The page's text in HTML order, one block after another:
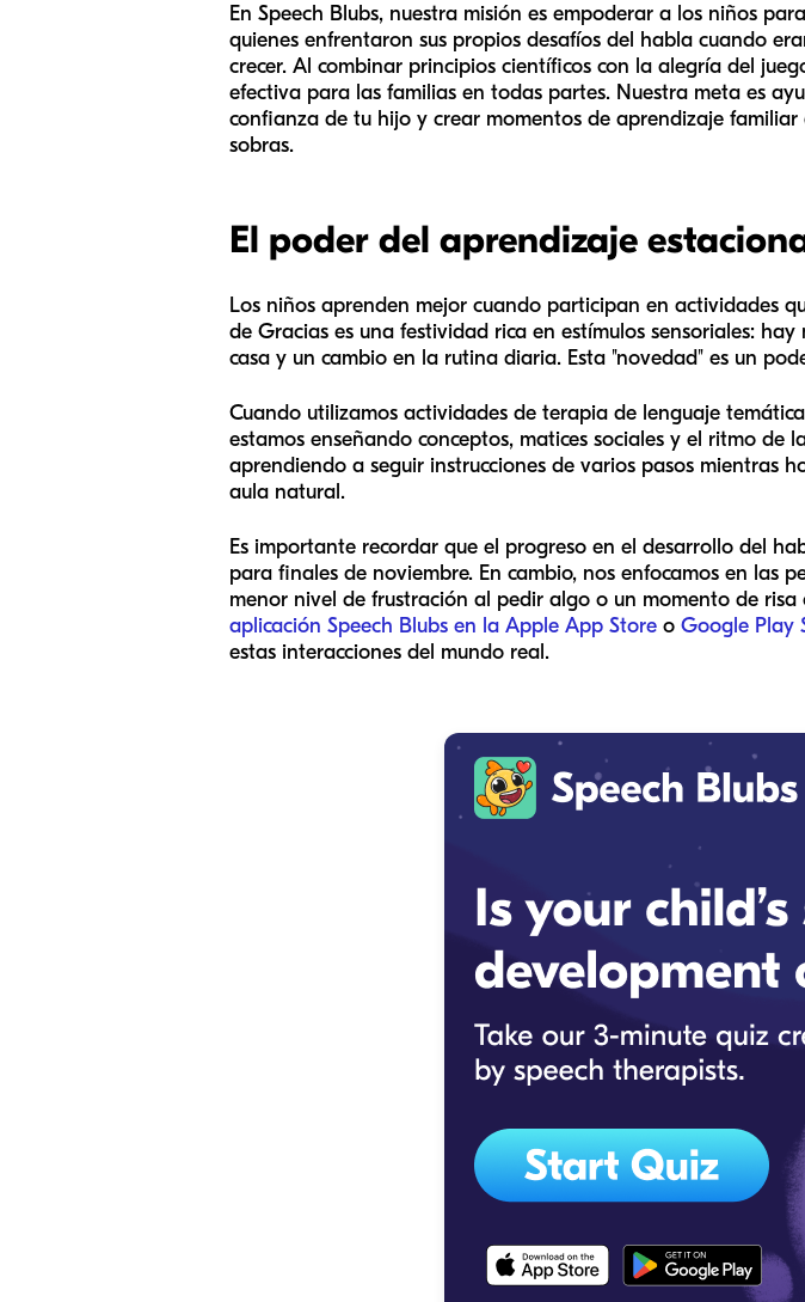
En Speech Blubs, nuestra misión es empoderar a los niños
quienes enfrentaron sus propios desafíos del habla cuando
crecer. Al combinar principios científicos con la alegría del
efectiva para las familias en todas partes. Nuestra meta es
confianza de tu hijo y crear momentos de aprendizaje
sobras.
El poder del aprendizaje
Los niños aprenden mejor cuando participan en actividades
de Gracias es una festividad rica en estímulos sensoriales:
casa y un cambio en la rutina diaria. Esta "novedad" es un
Cuando utilizamos actividades de terapia de lenguaje
estamos enseñando conceptos, matices sociales y el ritmo
aprendiendo a seguir instrucciones de varios pasos mientras
aula natural.
Es importante recordar que el progreso en el desarrollo del
para finales de noviembre. En cambio, nos enfocamos en las
menor nivel de frustración al pedir algo o un momento de
aplicación Speech Blubs en la Apple App Store o Google Play
estas interacciones del mundo real.